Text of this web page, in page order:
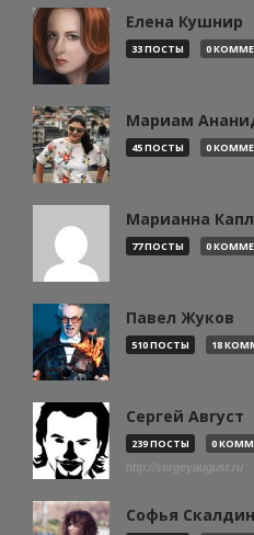
Елена Кушнир
33 ПОСТЫ 0
Мариам
45 ПОСТЫ 0
Марианна
77 ПОСТЫ 0
Павел Жуков
510 ПОСТЫ 18
Сергей Август
239 ПОСТЫ 0
http://sergeyaugust.ru
Софья